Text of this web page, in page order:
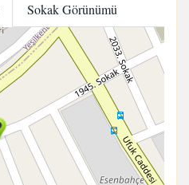
Sokak Görünümü